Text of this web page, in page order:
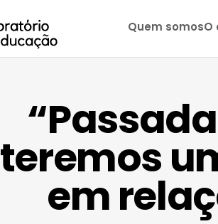
Quem somosO
teremos
em